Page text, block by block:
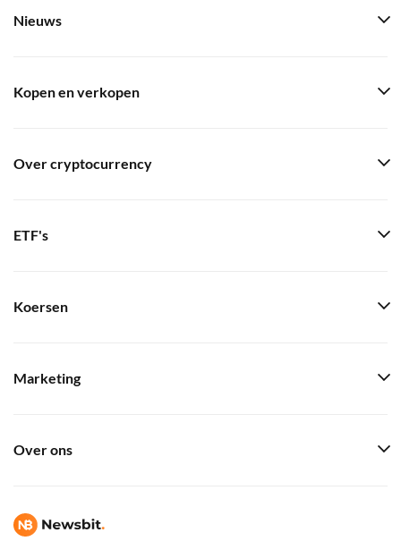
Nieuws
Kopen en verkopen
Over cryptocurrency
ETF's
Koersen
Marketing
Over ons